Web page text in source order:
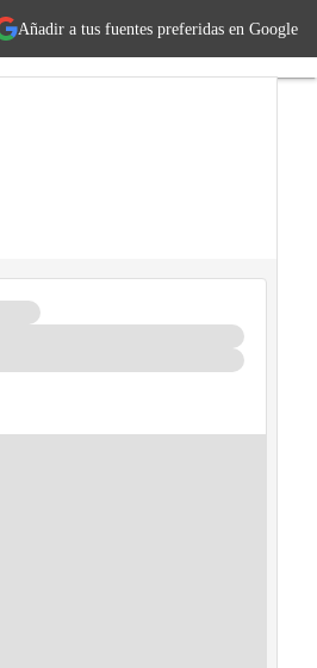
Añadir a tus fuentes preferidas en Google